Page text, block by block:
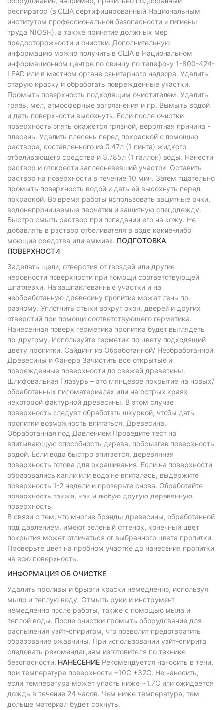
респиратор (в США сертифицированный Национальным
институтом профессиональной безопасности и гигиены
труда NIOSH), а также принятие должных мер
предосторожности и очистки. Дополнительную
информацию можно получить в США в Национальном
информационном центре по свинцу по телефону 1-800-424-
LEAD или в местном органе санитарного надзора. Удалить
старую краску и обработать поврежденные участки.
Промыть поверхность подходящим очистителем. Удалить
грязь, мел, атмосферные загрязнения и пр. Вымыть водой
и дать поверхности высохнуть. Если после очистки
поверхность опять окажется грязной, вероятная причина -
плесень. Удалить плесень перед покраской с помощью
раствора, составленного из 0.47л (1 пинта) жидкого
отбеливающего средства и 3.785л (1 галлон) воды. Нанести
раствор и отскрести заплесневевший участок. Оставить
раствор на поверхности в течение 10 мин. Затем тщательно
промыть поверхность водой и дать ей высохнуть перед
покраской. Во время работы использовать защитные очки,
водонепроницаемые перчатки и защитную спецодежду.
Быстро смыть раствор при попадании его на кожу. Не
добавлять в раствор отбеливателя в воде какие-либо
моющие средства или аммиак. ПОДГОТОВКА
ПОВЕРХНОСТИ
Заделать щели, отверстия от гвоздей или другие
неровности поверхности при помощи соответствующей
шпатлевки. На зашпаклеванные участки и на
необработанную древесину пропитка может лечь по-
разному. Уплотнить стыки вокруг окон, дверей и других
отверстий при помощи соответствующего герметика.
Нанесенная поверх герметика пропитка будет выглядеть
по-другому. Используйте герметик по цвету подходящий
цвету пропитки. Сайдинг из Обработанной/ Необработанной
Древесины и Фанера Зачистить все открытые и
поврежденные поверхности до свежей древесины.
Шлифовальная Глазурь – это глянцевое покрытие на новых/
обработанных пиломатериалах или на острых краях
некоторой фактурной древесины. В этом случае
поверхность следует обработать шкуркой, чтобы дать
пропитки возможность впитаться. Древесина,
Обработанная под Давлением Проведите тест на
впитывающую способность дерева, побрызгав поверхность
водой. Если вода быстро впитается, деревянная
поверхность готова для окрашивания. Если на поверхности
образовались капли или вода не впиталась, выдержите
поверхность 1-2 недели и проверьте снова. Обработайте
поверхность также, как и любую другую деревянную
поверхность.
В связи с тем, что многие брэнды древесины, обработанной
под давлением, имеют зеленый оттенок, конечный цвет
покрытия может отличаться от выбранного цвета пропитки.
Проверьте цвет на пробном участке до нанесения пропитки
на всю поверхность.
ИНФОРМАЦИЯ ОБ ОЧИСТКЕ
Удалить проливы и брызги краски немедленно, используя
мыло и теплую воду. Отмыть руки и инструмент
немедленно после работы, также с помощью мыла и
теплой воды. После очистки промыть оборудование для
распыления уайт-спиритом, что позволит предотвратить
образование ржавчины. При использовании уайт-спирита
следовать рекомендациям изготовителя по технике
безопасности. НАНЕСЕНИЕ Рекомендуется наносить в тени,
при температуре поверхности +10С +32С. Не наносить,
если температура может упасть ниже +1.7С или ожидается
дождь в течение 24 часов. Чем ниже температура, тем
дольше материал будет сохнуть.